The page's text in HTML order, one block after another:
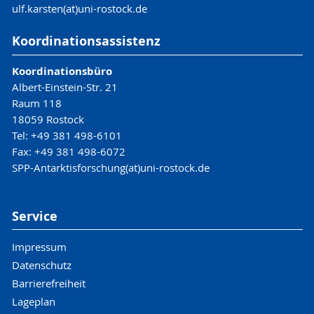
ulf.karsten(at)uni-rostock.de
Koordinationsassistenz
Koordinationsbüro
Albert-Einstein-Str. 21
Raum 118
18059 Rostock
Tel: +49 381 498-6101
Fax: +49 381 498-6072
SPP-Antarktisforschung(at)uni-rostock.de
Service
Impressum
Datenschutz
Barrierefreiheit
Lageplan